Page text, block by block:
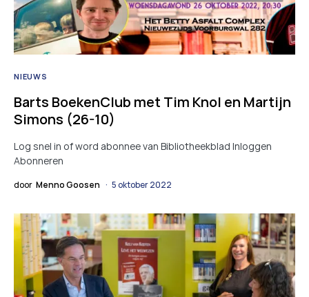
NIEUWS
Barts BoekenClub met Tim Knol en Martijn
Simons (26-10)
Log snel in of word abonnee van Bibliotheekblad Inloggen
Abonneren
door Menno Goosen 5 oktober 2022